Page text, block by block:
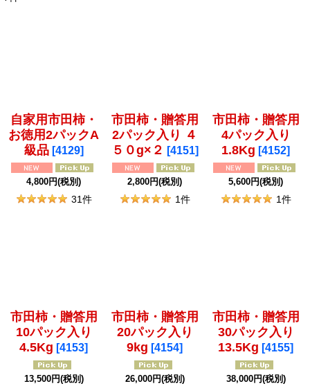
自家用市田柿・
お徳用2パックA
級品 [4129]
4,800円(税別)
31 件
市田柿・贈答用
2パック入り ４
５０g×２ [4151]
2,800円(税別)
1 件
市田柿・贈答用
4パック入り
1.8Kg [4152]
5,600円(税別)
1 件
市田柿・贈答用
10パック入り
4.5Kg [4153]
13,500円(税別)
市田柿・贈答用
20パック入り
9kg [4154]
26,000円(税別)
市田柿・贈答用
30パック入り
13.5Kg [4155]
38,000円(税別)